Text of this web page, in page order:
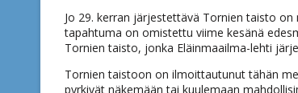
Jo 29. kerran järjestettävä Tornien taisto
tapahtuma on omistettu viime kesänä
Tornien taisto, jonka Eläinmaailma-lehti
Tornien taistoon on ilmoittautunut tähän
pyrkivät näkemään tai kuulemaan